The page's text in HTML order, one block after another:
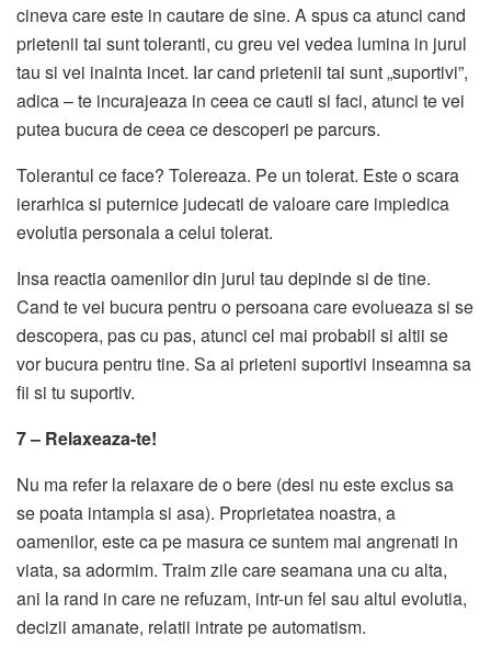
cineva care este in cautare de sine. A spus ca atunci cand
prietenii tai sunt toleranti, cu greu vei vedea lumina in jurul
tau si vei inainta incet. Iar cand prietenii tai sunt „suportivi”,
adica – te incurajeaza in ceea ce cauti si faci, atunci te vei
putea bucura de ceea ce descoperi pe parcurs.
Tolerantul ce face? Tolereaza. Pe un tolerat. Este o scara
ierarhica si puternice judecati de valoare care impiedica
evolutia personala a celui tolerat.
Insa reactia oamenilor din jurul tau depinde si de tine.
Cand te vei bucura pentru o persoana care evolueaza si se
descopera, pas cu pas, atunci cel mai probabil si altii se
vor bucura pentru tine. Sa ai prieteni suportivi inseamna sa
fii si tu suportiv.
7 – Relaxeaza-te!
Nu ma refer la relaxare de o bere (desi nu este exclus sa
se poata intampla si asa). Proprietatea noastra, a
oamenilor, este ca pe masura ce suntem mai angrenati in
viata, sa adormim. Traim zile care seamana una cu alta,
ani la rand in care ne refuzam, intr-un fel sau altul evolutia,
decizii amanate, relatii intrate pe automatism.